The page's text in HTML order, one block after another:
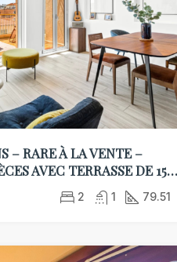
– RARE À LA VENTE –
AVEC TERRASSE DE 15
GARAGE EN SUS
2 1 79.51
92 000 €